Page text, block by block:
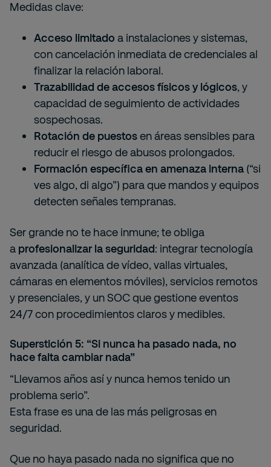
Medidas clave:
Acceso limitado a instalaciones y sistemas,
con cancelación inmediata de credenciales al
finalizar la relación laboral.
Trazabilidad de accesos físicos y lógicos, y
capacidad de seguimiento de actividades
sospechosas.
Rotación de puestosen áreas sensibles para
reducir el riesgo de abusos prolongados.
Formación específica en amenaza interna (“si
ves algo, di algo”) para que mandos y equipos
detecten señales tempranas.
Ser grande no te hace inmune; te obliga
a profesionalizar la seguridad: integrar tecnología
avanzada (analítica de vídeo, vallas virtuales,
cámaras en elementos móviles), servicios remotos
y presenciales, y un SOC que gestione eventos
24/7 con procedimientos claros y medibles.
Superstición 5: “Si nunca ha pasado nada, no
hace falta cambiar nada”
“Llevamos años así y nunca hemos tenido un
problema serio”.
Esta frase es una de las más peligrosas en
seguridad.
Que no haya pasado nada no significa que no